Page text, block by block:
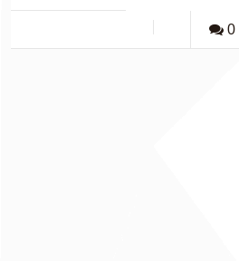
0